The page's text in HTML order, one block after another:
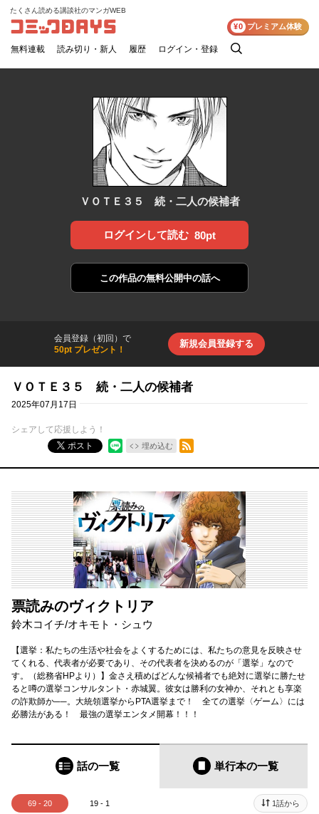
コミックDAYS
たくさん読める講談社のマンガWEB
無料連載 読み切り・新人 履歴 ログイン・登録
検
¥0 プレミアム体験
ＶＯＴＥ３５ 続・二人の候補者
ログインして読む 80pt
この作品の無料公開中の話へ
会員登録（初回）で
50pt プレゼント！
新規会員登録する
ＶＯＴＥ３５ 続・二人の候補者
2025年07月17日
シェアして応援しよう！
ポスト
埋め込む
RSSフィード
票読みのヴィクトリア
鈴木コイチ/オキモト・シュウ
【選挙：私たちの生活や社会をよくするためには、私たちの意見を反映させ
てくれる、代表者が必要であり、その代表者を決めるのが「選挙」なので
す。（総務省HPより）】金さえ積めばどんな候補者でも絶対に選挙に勝たせ
ると噂の選挙コンサルタント・赤城翼。彼女は勝利の女神か、それとも享楽
の詐欺師か──。大統領選挙からPTA選挙まで！ 全ての選挙〈ゲーム〉には
必勝法がある！ 最強の選挙エンタメ開幕！！！
話の一覧 単行本の一覧
69 - 20 19 - 1 1話から